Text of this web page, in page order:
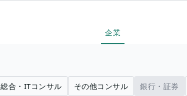
企業
総合・ITコンサル その他コンサル 銀行・証券